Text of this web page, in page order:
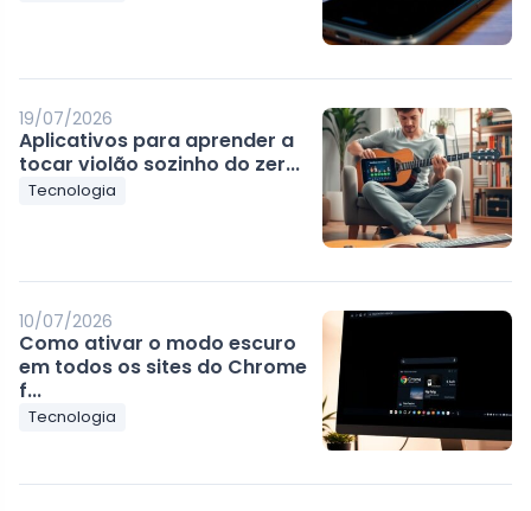
19/07/2026
Aplicativos para aprender a
tocar violão sozinho do zer...
Tecnologia
10/07/2026
Como ativar o modo escuro
em todos os sites do Chrome
f...
Tecnologia